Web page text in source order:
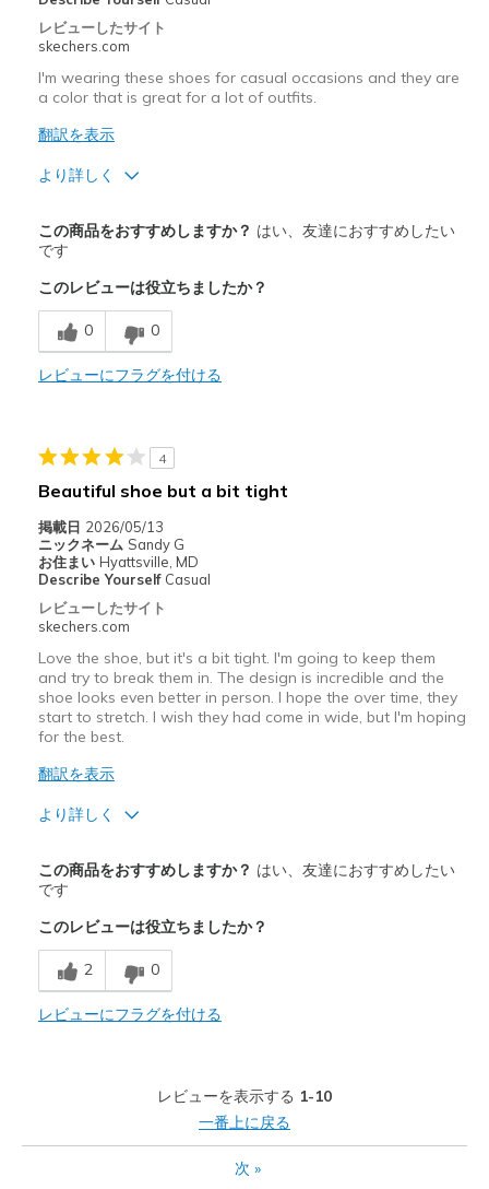
Travel
Width
Feels true to width
View On Shoes
レビューしたサイト
skechers.com
I'm wearing these shoes for casual occasions and they are
a color that is great for a lot of outfits.
翻訳を表示
より詳しく
Attractive Design
商品が期待と異なったレビュー
Need Break In
以下に最適
Width
Sizing
Feels true to size
この商品をおすすめしますか？ はい、友達におすすめしたい
です
このレビューは役立ちましたか？
0 0
レビューにフラグを付ける
4
Beautiful shoe but a bit tight
掲載日 2026/05/13
ニックネーム Sandy G
お住まい Hyattsville, MD
Describe Yourself Casual
レビューしたサイト
skechers.com
Love the shoe, but it's a bit tight. I'm going to keep them
and try to break them in. The design is incredible and the
shoe looks even better in person. I hope the over time, they
start to stretch. I wish they had come in wide, but I'm hoping
for the best.
翻訳を表示
より詳しく
Attractive Design
Stylish
商品が期待と異なったレビュー
Need Break In
Feels too narrow
この商品をおすすめしますか？ はい、友達におすすめしたい
です
このレビューは役立ちましたか？
2 0
レビューにフラグを付ける
レビューを表示する 1-10
一番上に戻る
次 »